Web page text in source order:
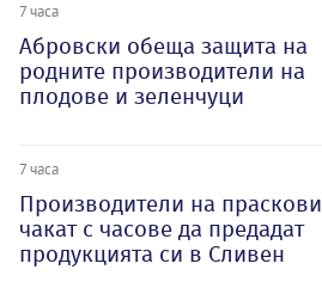
7 часа
Абровски обеща защита на
родните производители на
плодове и зеленчуци
7 часа
Производители на праскови
чакат с часове да предадат
продукцията си в Сливен